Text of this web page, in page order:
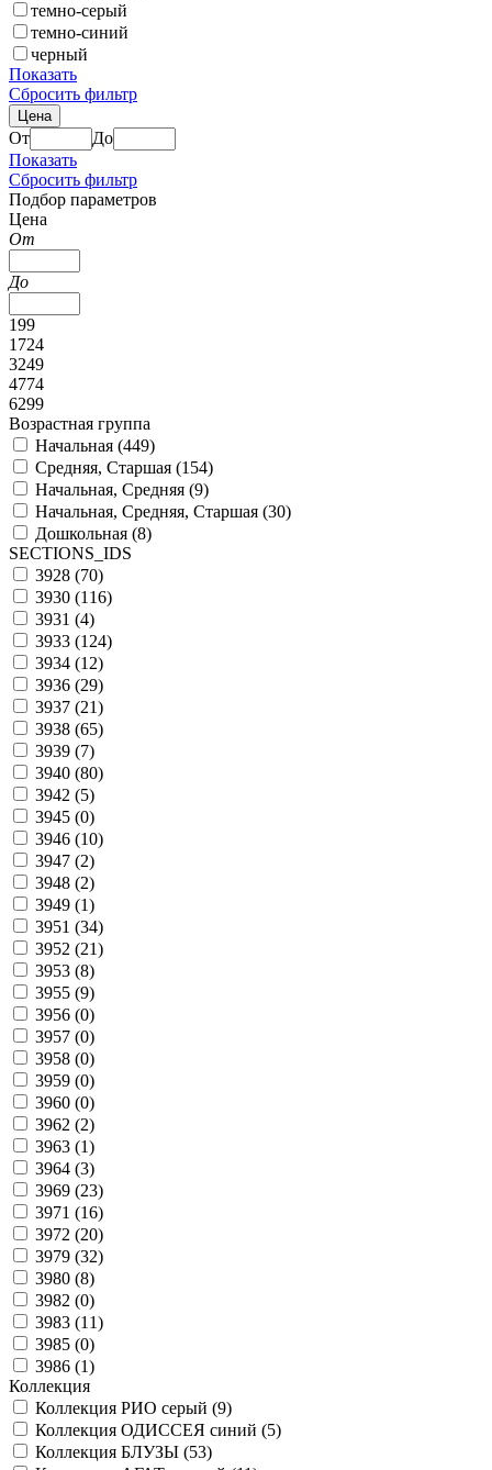
темно-серый
темно-синий
черный
Показать
Сбросить фильтр
Цена
От
До
Показать
Сбросить фильтр
Подбор параметров
Цена
От
До
199
1724
3249
4774
6299
Возрастная группа
Начальная (449)
Средняя, Старшая (154)
Начальная, Средняя (9)
Начальная, Средняя, Старшая (30)
Дошкольная (8)
SECTIONS_IDS
3928 (70)
3930 (116)
3931 (4)
3933 (124)
3934 (12)
3936 (29)
3937 (21)
3938 (65)
3939 (7)
3940 (80)
3942 (5)
3945 (0)
3946 (10)
3947 (2)
3948 (2)
3949 (1)
3951 (34)
3952 (21)
3953 (8)
3955 (9)
3956 (0)
3957 (0)
3958 (0)
3959 (0)
3960 (0)
3962 (2)
3963 (1)
3964 (3)
3969 (23)
3971 (16)
3972 (20)
3979 (32)
3980 (8)
3982 (0)
3983 (11)
3985 (0)
3986 (1)
Коллекция
Коллекция РИО серый (9)
Коллекция ОДИССЕЯ синий (5)
Коллекция БЛУЗЫ (53)